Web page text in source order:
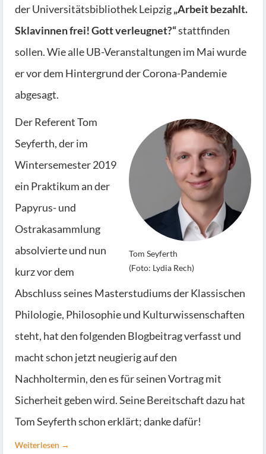
der Universitätsbibliothek Leipzig„Arbeit bezahlt.
Sklavinnen frei! Gott verleugnet?“stattfinden
sollen. Wie alle UB-Veranstaltungen im Mai wurde
er vor dem Hintergrund der Corona-Pandemie
abgesagt.
Tom Seyferth
(Foto: Lydia Rech)
Der Referent Tom
Seyferth, der im
Wintersemester 2019
ein Praktikum an der
Papyrus- und
Ostrakasammlung
absolvierte und nun
kurz vor dem
Abschluss seines Masterstudiums der Klassischen
Philologie, Philosophie und Kulturwissenschaften
steht, hat den folgenden Blogbeitrag verfasst und
macht schon jetzt neugierig auf den
Nachholtermin, den es für seinen Vortrag mit
Sicherheit geben wird. Seine Bereitschaft dazu hat
Tom Seyferth schon erklärt; danke dafür!
Weiterlesen →